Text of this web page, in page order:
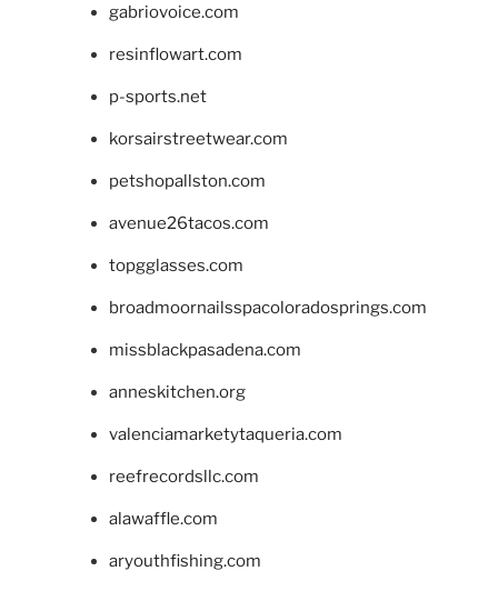
gabriovoice.com
resinflowart.com
p-sports.net
korsairstreetwear.com
petshopallston.com
avenue26tacos.com
topgglasses.com
broadmoornailsspacoloradosprings.com
missblackpasadena.com
anneskitchen.org
valenciamarketytaqueria.com
reefrecordsllc.com
alawaffle.com
aryouthfishing.com